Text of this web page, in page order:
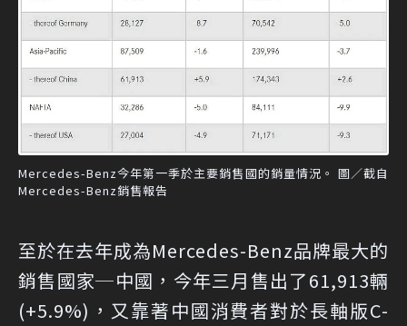
Mercedes-Benz今年第一季於主要銷售國的銷量情況。 圖／截自
Mercedes-Benz銷售報告
至於在去年成為Mercedes-Benz品牌最大的
銷售國家─中國，今年三月售出了61,913輛
(+5.9%)，又靠著中國消費者對於長軸版C-